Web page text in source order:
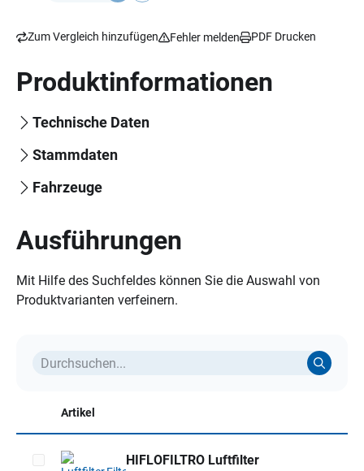
Zum Vergleich hinzufügen Fehler melden PDF Drucken
Produktinformationen
Technische Daten
Stammdaten
Fahrzeuge
Ausführungen
Mit Hilfe des Suchfeldes können Sie die Auswahl von
Produktvarianten verfeinern.
Artikel
HIFLOFILTRO Luftfilter